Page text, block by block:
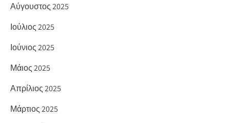
Αύγουστος 2025
Ιούλιος 2025
Ιούνιος 2025
Μάιος 2025
Απρίλιος 2025
Μάρτιος 2025